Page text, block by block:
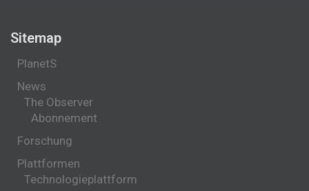
Sitemap
PlanetS
News
The Observer
Abonnement
Forschung
Plattformen
Technologieplattform